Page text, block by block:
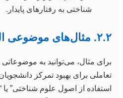
شناختی به رفتارهای پایدار.
۲.۲. مثال‌های موضوعی الهام‌بخش
برای مثال، می‌توانید به
تعاملی برای بهبود تمرکز
استفاده از اصول علوم شناختی”